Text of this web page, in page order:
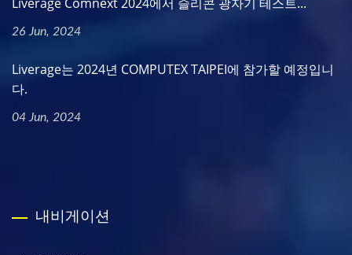
26 Jun, 2024
Liverage는 2024년 COMPUTEX TAIPEI에 참가할 예정입니
다.
04 Jun, 2024
내비게이션